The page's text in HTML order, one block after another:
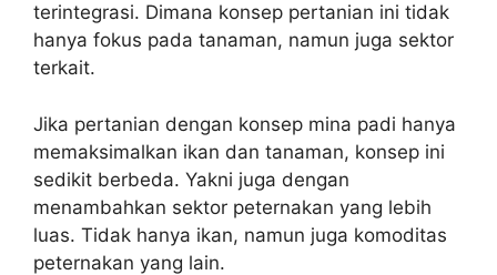
terintegrasi. Dimana konsep pertanian ini tidak
hanya fokus pada tanaman, namun juga sektor
terkait.
Jika pertanian dengan konsep mina padi hanya
memaksimalkan ikan dan tanaman, konsep ini
sedikit berbeda. Yakni juga dengan
menambahkan sektor peternakan yang lebih
luas. Tidak hanya ikan, namun juga komoditas
peternakan yang lain.